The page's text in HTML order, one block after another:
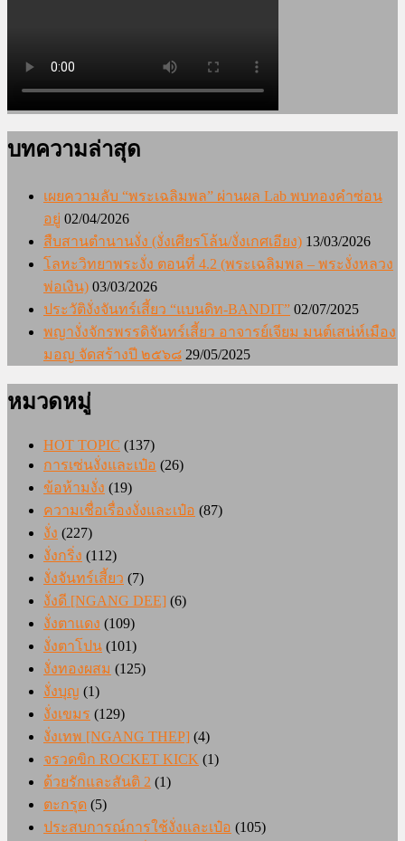
บทความล่าสุด
เผยความลับ “พระเฉลิมพล” ผ่านผล Lab พบทองคำซ่อน
อยู่ 02/04/2026
สืบสานตำนานงั่ง (งั่งเศียรโล้น/งั่งเกศเอียง) 13/03/2026
โลหะวิทยาพระงั่ง ตอนที่ 4.2 (พระเฉลิมพล – พระงั่งหลวง
พ่อเงิน) 03/03/2026
ประวัติงั่งจันทร์เสี้ยว “แบนดิท-BANDIT” 02/07/2025
พญางั่งจักรพรรดิจันทร์เสี้ยว อาจารย์เจียม มนต์เสน่ห์เมือง
มอญ จัดสร้างปี ๒๕๖๘ 29/05/2025
หมวดหมู่
HOT TOPIC (137)
การเซ่นงั่งและเป๋อ (26)
ข้อห้ามงั่ง (19)
ความเชื่อเรื่องงั่งและเป๋อ (87)
งั่ง (227)
งั่งกริ่ง (112)
งั่งจันทร์เสี้ยว (7)
งั่งดี [NGANG DEE] (6)
งั่งตาแดง (109)
งั่งตาโปน (101)
งั่งทองผสม (125)
งั่งบุญ (1)
งั่งเขมร (129)
งั่งเทพ [NGANG THEP] (4)
จรวดขิก ROCKET KICK (1)
ด้วยรักและสันติ 2 (1)
ตะกรุด (5)
ประสบการณ์การใช้งั่งและเป๋อ (105)